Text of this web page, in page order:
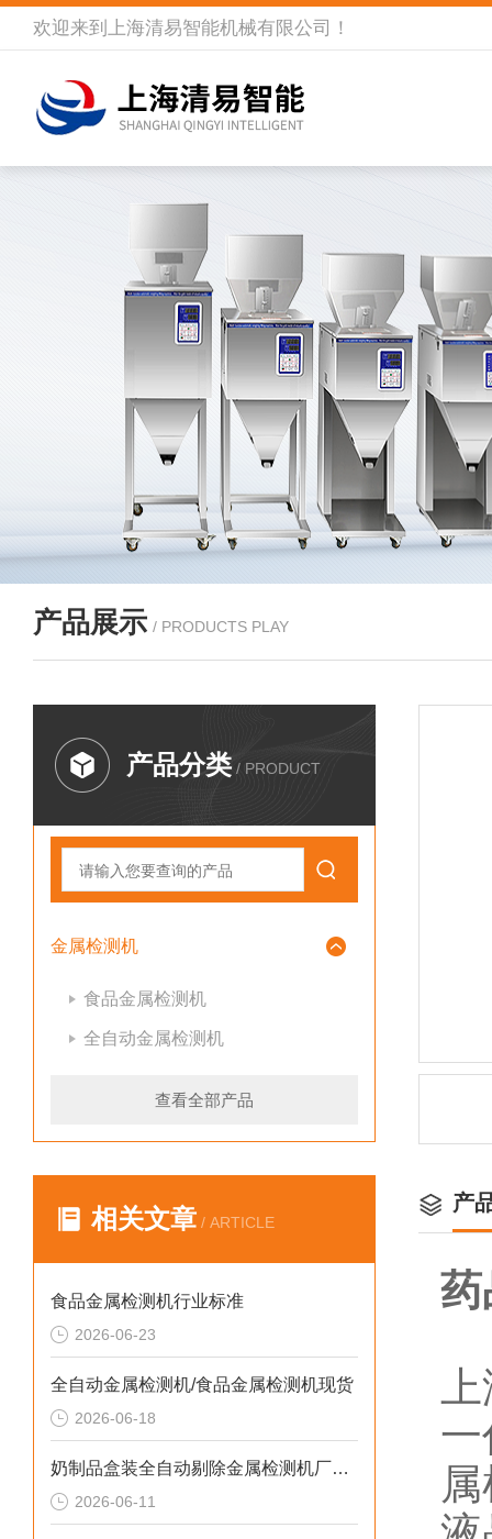
欢迎来到 上海清易智能机械有限公司 ！
产品展示 / PRODUCTS PLAY
产品分类 / PRODUCT
金属检测机
食品金属检测机
全自动金属检测机
查看全部产品
相关文章 / ARTICLE
食品金属检测机行业标准
2026-06-23
全自动金属检测机/食品金属检测机现货
2026-06-18
奶制品盒装全自动剔除金属检测机厂家生产
2026-06-11
产
药